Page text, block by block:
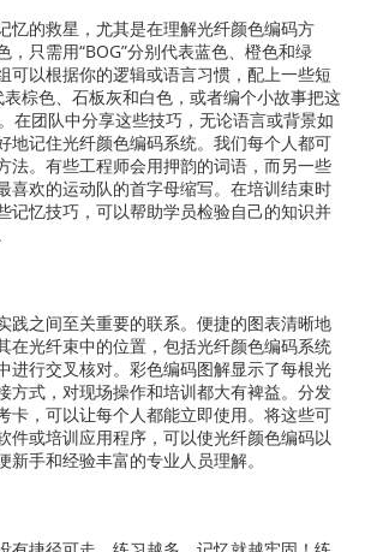
忆的救星，尤其是在理解光纤颜色编码方
，只需用“BOG”分别代表蓝色、橙色和绿
可以根据你的逻辑或语言习惯，配上一些短
棕色、石板灰和白色，或者编个小故事把这
在团队中分享这些技巧，无论语言或背景如
地记住光纤颜色编码系统。我们每个人都可
法。有些工程师会用押韵的词语，而另一些
喜欢的运动队的首字母缩写。在培训结束时
记忆技巧，可以帮助学员检验自己的知识并
践之间至关重要的联系。便捷的图表清晰地
在光纤束中的位置，包括光纤颜色编码系统
行交叉核对。彩色编码图解显示了每根光
方式，对现场操作和培训都大有裨益。分发
卡，可以让每个人都能立即使用。将这些可
件或培训应用程序，可以使光纤颜色编码以
新手和经验丰富的专业人员理解。